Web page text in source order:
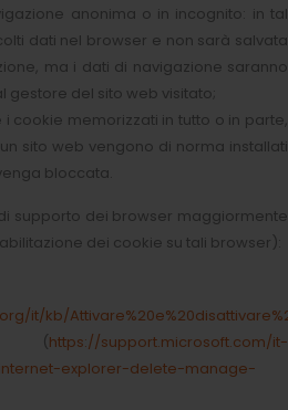
anonima o in incognito: in tal
dati nel browser e non sarà salvata
ma i dati di navigazione saranno
del sito web visitato;
cookie memorizzati in tutto o in parte,
sito web vengono di norma installati
bloccata.
supporto dei browser maggiormente
dei cookie su tali browser):
it/kb/
(https://support.microsoft.com/it-
explorer-delete-manage-